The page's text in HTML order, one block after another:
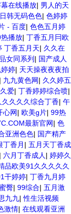
在线播放| 男人的天
日韩无码色色| 色婷婷
- 百度| 色色五月婷
播放| 丁香五月冃欧
丁香五月天| 久久在
女同系列 | 国产成人
婷| 天天操夜夜夜拍
| 九九黄色网| 久久婷五
爱| 丁香婷婷综合喷|
久久久久综合丁香| 午
心网| 欧美g片| 99热
最新官网| 色
亚洲色色| 国产精产
丁香月 | 五月天丁香成
| 六月丁香成人 | 婷婷久
品欧美91久久久久久
干婷婷| 丁香九月婷
臀| 99综合| 五月激
九九|性生活视频
激情| 在线观看亚洲